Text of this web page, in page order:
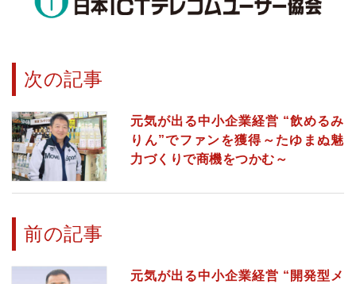
次の記事
元気が出る中小企業経営 “飲めるみ
りん”でファンを獲得～たゆまぬ魅
力づくりで商機をつかむ～
前の記事
元気が出る中小企業経営 “開発型メ